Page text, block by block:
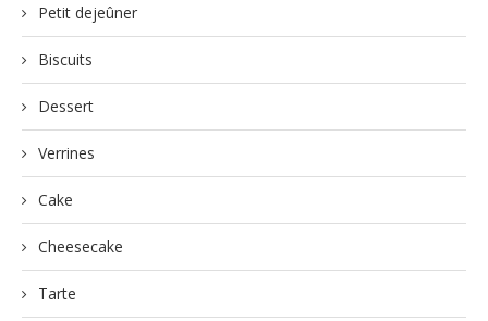
Petit dejeûner
Biscuits
Dessert
Verrines
Cake
Cheesecake
Tarte